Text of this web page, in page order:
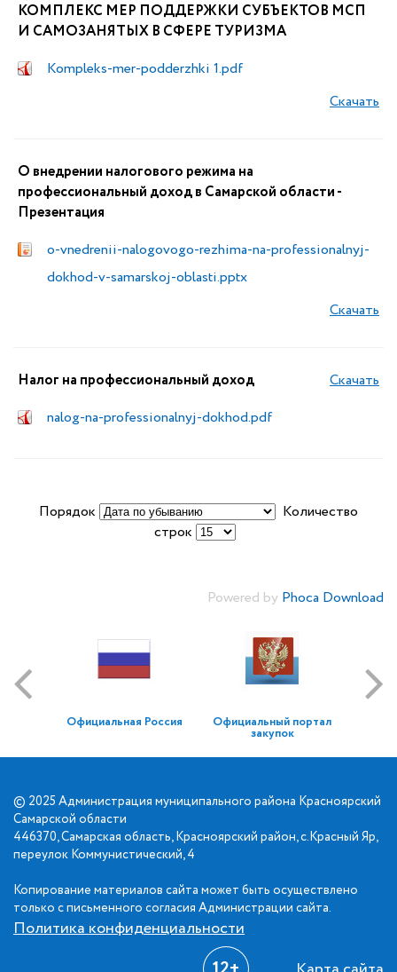
КОМПЛЕКС МЕР ПОДДЕРЖКИ СУБЪЕКТОВ МСП
И САМОЗАНЯТЫХ В СФЕРЕ ТУРИЗМА
Kompleks-mer-podderzhki 1.pdf
Скачать
О внедрении налогового режима на
профессиональный доход в Самарской области -
Презентация
o-vnedrenii-nalogovogo-rezhima-na-professionalnyj-
dokhod-v-samarskoj-oblasti.pptx
Скачать
Налог на профессиональный доход
nalog-na-professionalnyj-dokhod.pdf
Скачать
Порядок
Количество
строк
Powered by Phoca Download
Официальная Россия Официальный портал
закупок
© 2025 Администрация муниципального района Красноярский
Самарской области
446370, Самарская область, Красноярский район, с.Красный Яр,
переулок Коммунистический, 4
Копирование материалов сайта может быть осуществлено
только с письменного согласия Администрации сайта.
Политика конфиденциальности